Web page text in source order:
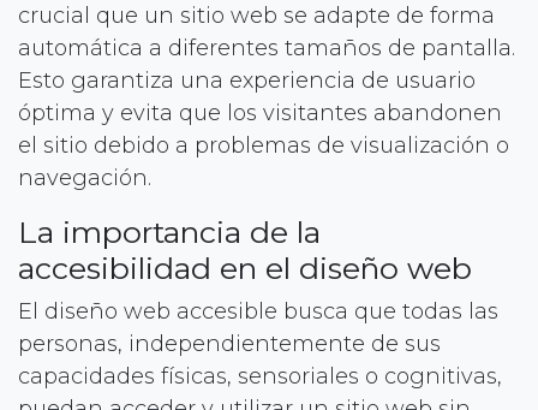
crucial que un sitio web se adapte de forma
automática a diferentes tamaños de pantalla.
Esto garantiza una experiencia de usuario
óptima y evita que los visitantes abandonen
el sitio debido a problemas de visualización o
navegación.
La importancia de la
accesibilidad en el diseño web
El diseño web accesible busca que todas las
personas, independientemente de sus
capacidades físicas, sensoriales o cognitivas,